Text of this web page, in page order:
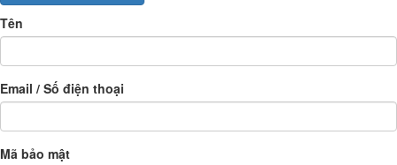
Tên
Email / Số điện thoại
Mã bảo mật